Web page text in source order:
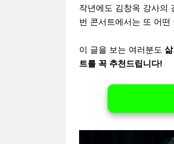
작년에도 김창옥 강사의
번 콘서트에서는 또 어
이 글을 보는 여러분도
트를 꼭 추천드립니다!